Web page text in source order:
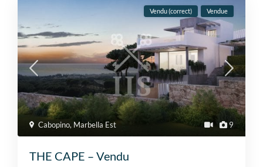
9
Cabopino, Marbella Est
Vendu (correct) Vendue
THE CAPE – Vendu